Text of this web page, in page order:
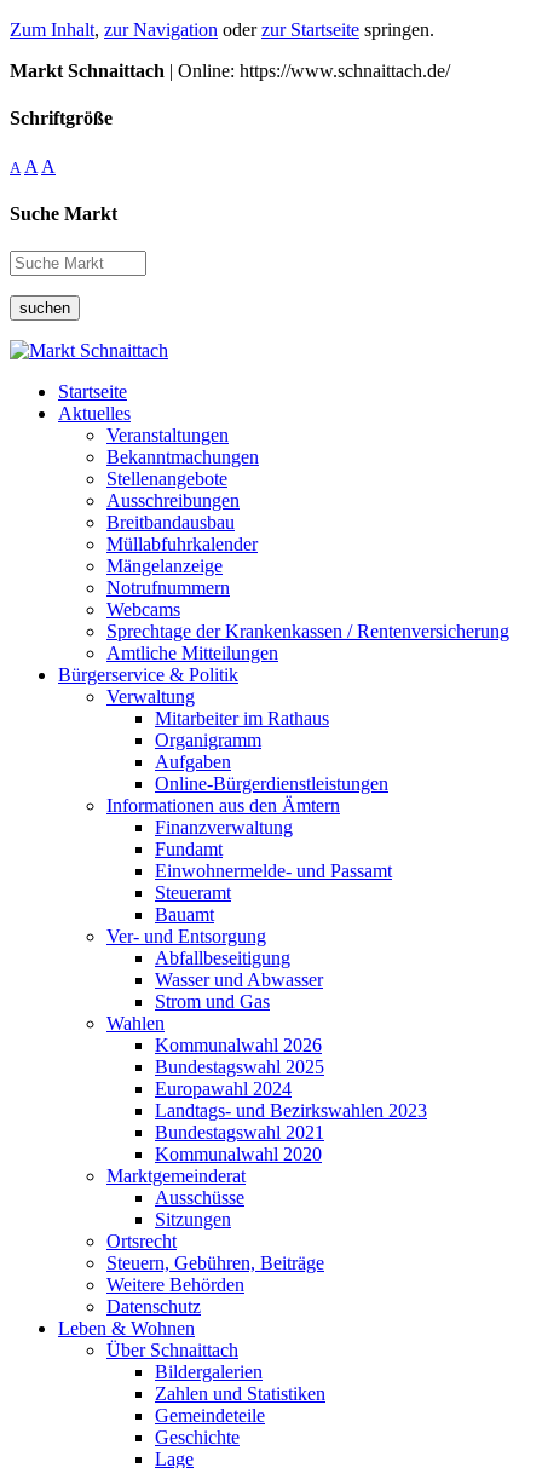
Zum Inhalt, zur Navigation oderzur Startseite springen.
Markt Schnaittach | Online: https://www.schnaittach.de/
Schriftgröße
A A A
Suche Markt
suchen
Startseite
Aktuelles
Veranstaltungen
Bekanntmachungen
Stellenangebote
Ausschreibungen
Breitbandausbau
Müllabfuhrkalender
Mängelanzeige
Notrufnummern
Webcams
Sprechtage der Krankenkassen / Rentenversicherung
Amtliche Mitteilungen
Bürgerservice & Politik
Verwaltung
Mitarbeiter im Rathaus
Organigramm
Aufgaben
Online-Bürgerdienstleistungen
Informationen aus den Ämtern
Finanzverwaltung
Fundamt
Einwohnermelde- und Passamt
Steueramt
Bauamt
Ver- und Entsorgung
Abfallbeseitigung
Wasser und Abwasser
Strom und Gas
Wahlen
Kommunalwahl 2026
Bundestagswahl 2025
Europawahl 2024
Landtags- und Bezirkswahlen 2023
Bundestagswahl 2021
Kommunalwahl 2020
Marktgemeinderat
Ausschüsse
Sitzungen
Ortsrecht
Steuern, Gebühren, Beiträge
Weitere Behörden
Datenschutz
Leben & Wohnen
Über Schnaittach
Bildergalerien
Zahlen und Statistiken
Gemeindeteile
Geschichte
Lage